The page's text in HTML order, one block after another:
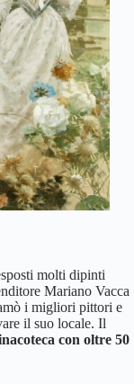
molti dipinti
Mariano Vacca
i migliori pittori e
il suo locale. Il
con oltre 50